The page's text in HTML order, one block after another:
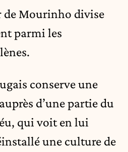
de Mourinho divise
parmi les
conserve une
d’une partie du
qui voit en lui
une culture de